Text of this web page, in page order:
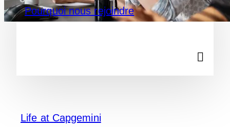
Pourquoi nous rejoindre
Life at Capgemini